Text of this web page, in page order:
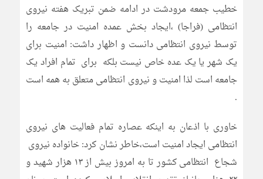
خطیب جمعه مرودشت در ادامه ضمن تبریک هفته نیروی
انتظامی (فراجا) ،ایجاد بخش عمده امنیت در جامعه را
توسط نیروی انتظامی دانست و اظهار داشت: امنیت برای
یک شهر یا یک عده خاص نیست بلکه برای تمام افراد یک
جامعه است لذا امنیت و نیروی انتظامی متعلق به همه است
.
خاوری با اذعان به اینکه عصاره تمام فعالیت های نیروی
انتظامی ایجاد امنیت است،خاطر نشان کرد: خانواده نیروی
شجاع انتظامی کشور تا به امروز بیش از ۱۳ هزار شهید و